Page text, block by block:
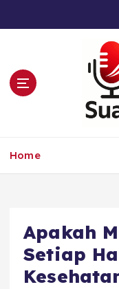
Home
Apakah
Setiap